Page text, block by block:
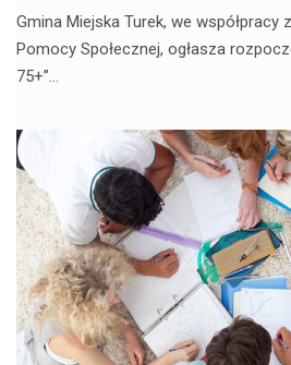
Gmina Miejska Turek, we współpracy
Pomocy Społecznej, ogłasza
75+”…